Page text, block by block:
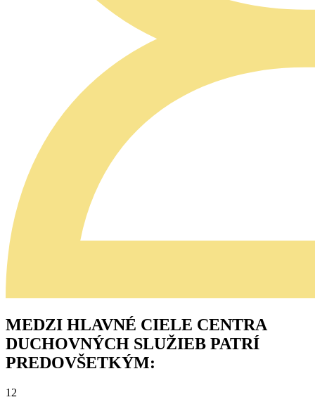
MEDZI HLAVNÉ CIELE CENTRA
DUCHOVNÝCH SLUŽIEB PATRÍ
PREDOVŠETKÝM:
12